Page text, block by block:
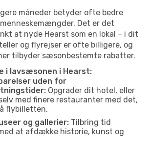
måneder betyder ofte bedre
Det er det
at nyde Hearst som en lokal – i dit
og flyrejser er ofte billigere, og
tilbyder sæsonbestemte rabatter.
i lavsæsonen i Hearst:
uden for
Opgrader dit hotel, eller
med finere restauranter med det,
flybilletten.
og gallerier: Tilbring tid
at afdække historie, kunst og